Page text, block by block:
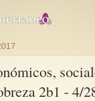
Pobreza 2b1 - 4/